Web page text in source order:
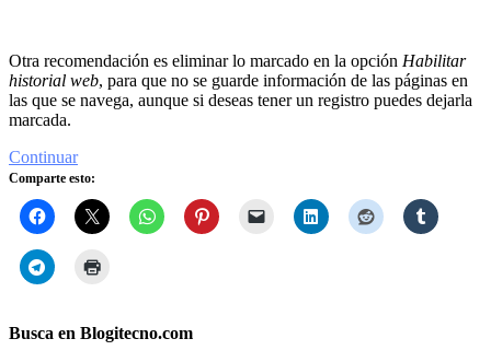
Otra recomendación es eliminar lo marcado en la opción Habilitar
historial web, para que no se guarde información de las páginas en
las que se navega, aunque si deseas tener un registro puedes dejarla
marcada.
Continuar
Comparte esto:
Busca en Blogitecno.com